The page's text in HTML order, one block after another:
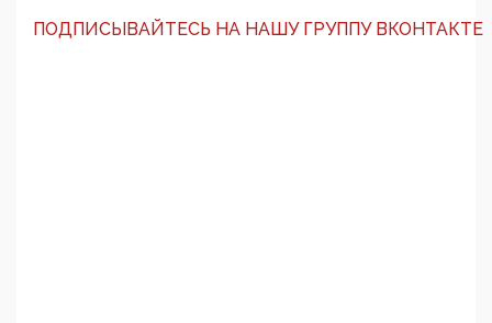
ПОДПИСЫВАЙТЕСЬ НА НАШУ ГРУППУ ВКОНТАКТЕ